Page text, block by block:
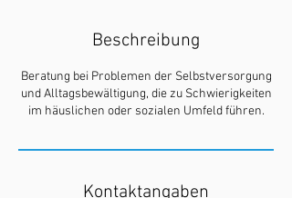
Beschreibung
Beratung bei Problemen der Selbstversorgung
und Alltagsbewältigung, die zu Schwierigkeiten
im häuslichen oder sozialen Umfeld führen.
Kontaktangaben